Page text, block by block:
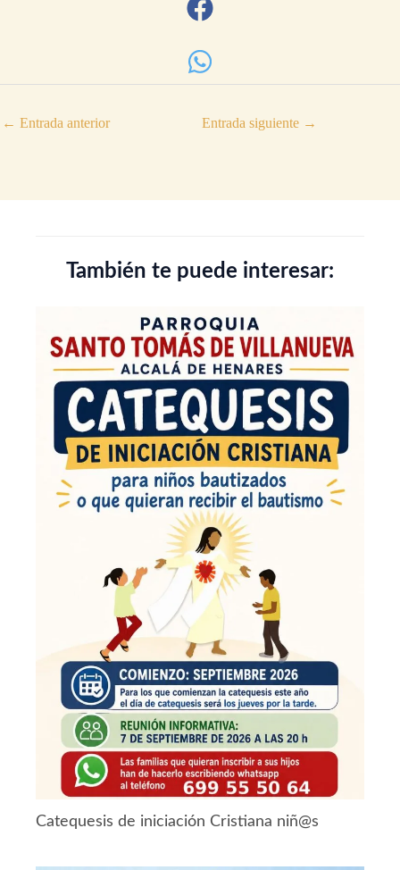
← Entrada anterior Entrada siguiente →
También te puede interesar:
Catequesis de iniciación Cristiana niñ@s